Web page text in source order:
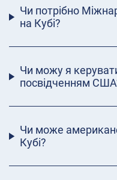
Чи потрібно
на Кубі?
Чи можу я
посвідченням
Чи може
Кубі?